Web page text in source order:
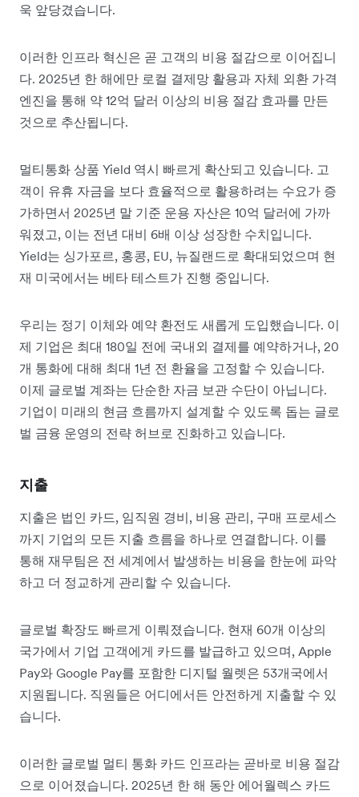
욱 앞당겼습니다.
이러한 인프라 혁신은 곧 고객의 비용 절감으로 이어집니
다. 2025년 한 해에만 로컬 결제망 활용과 자체 외환 가격
엔진을 통해 약 12억 달러 이상의 비용 절감 효과를 만든
것으로 추산됩니다.
멀티통화 상품 Yield 역시 빠르게 확산되고 있습니다. 고
객이 유휴 자금을 보다 효율적으로 활용하려는 수요가 증
가하면서 2025년 말 기준 운용 자산은 10억 달러에 가까
워졌고, 이는 전년 대비 6배 이상 성장한 수치입니다.
Yield는 싱가포르, 홍콩, EU, 뉴질랜드로 확대되었으며 현
재 미국에서는 베타 테스트가 진행 중입니다.
우리는 정기 이체와 예약 환전도 새롭게 도입했습니다. 이
제 기업은 최대 180일 전에 국내외 결제를 예약하거나, 20
개 통화에 대해 최대 1년 전 환율을 고정할 수 있습니다.
이제 글로벌 계좌는 단순한 자금 보관 수단이 아닙니다.
기업이 미래의 현금 흐름까지 설계할 수 있도록 돕는 글로
벌 금융 운영의 전략 허브로 진화하고 있습니다.
지출
지출은 법인 카드, 임직원 경비, 비용 관리, 구매 프로세스
까지 기업의 모든 지출 흐름을 하나로 연결합니다. 이를
통해 재무팀은 전 세계에서 발생하는 비용을 한눈에 파악
하고 더 정교하게 관리할 수 있습니다.
글로벌 확장도 빠르게 이뤄졌습니다. 현재 60개 이상의
국가에서 기업 고객에게 카드를 발급하고 있으며, Apple
Pay와 Google Pay를 포함한 디지털 월렛은 53개국에서
지원됩니다. 직원들은 어디에서든 안전하게 지출할 수 있
습니다.
이러한 글로벌 멀티 통화 카드 인프라는 곧바로 비용 절감
으로 이어졌습니다. 2025년 한 해 동안 에어월렉스 카드